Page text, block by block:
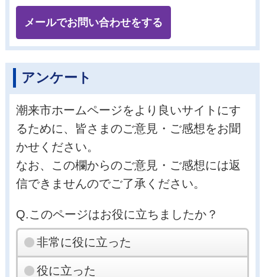
メールでお問い合わせをする
アンケート
潮来市ホームページをより良いサイトにす
るために、皆さまのご意見・ご感想をお聞
かせください。
なお、この欄からのご意見・ご感想には返
信できませんのでご了承ください。
Q.このページはお役に立ちましたか？
非常に役に立った
役に立った